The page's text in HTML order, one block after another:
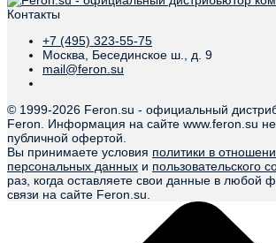
Контакты
+7 (495) 323-55-75
Москва, Бесединское ш., д. 9
mail@feron.su
© 1999-2026 Feron.su - официальный
Feron. Информация на сайте www.feron.su не
публичной офертой.
Вы принимаете условия политики в
персональных данных и пользовательского
раз, когда оставляете свои данные в любой
связи на сайте Feron.su.